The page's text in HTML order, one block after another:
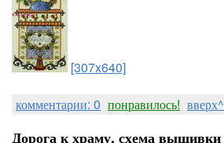
[307x640]
комментарии: 0 понравилось! вверх^
Дорога к храму, схема вышивки